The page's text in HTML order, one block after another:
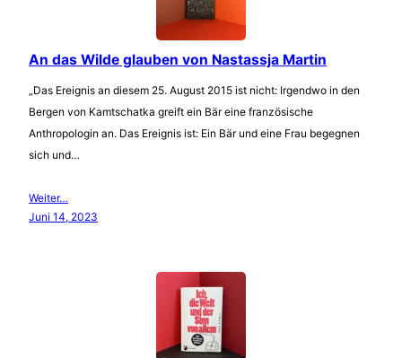
An das Wilde glauben von Nastassja Martin
„Das Ereignis an diesem 25. August 2015 ist nicht: Irgendwo in den
Bergen von Kamtschatka greift ein Bär eine französische
Anthropologin an. Das Ereignis ist: Ein Bär und eine Frau begegnen
sich und…
Weiter…
Juni 14, 2023